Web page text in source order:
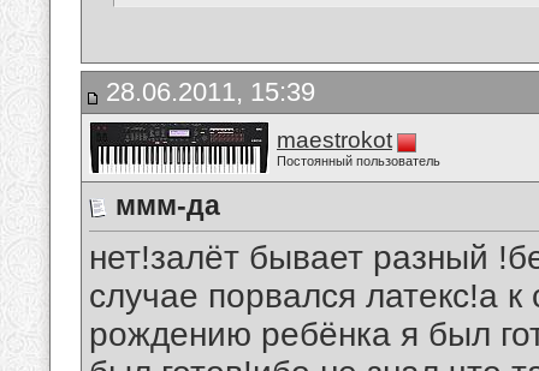
28.06.2011, 15:39
maestrokot
Постоянный пользователь
ммм-да
нет!залёт бывает разный
случае порвался латекс!а
рождению ребёнка я был